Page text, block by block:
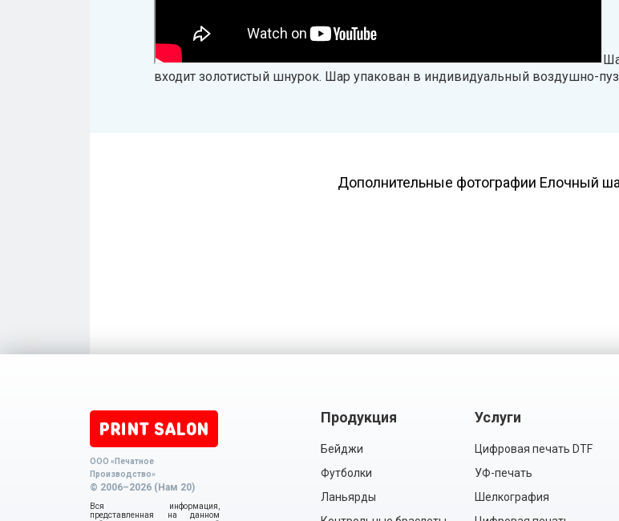
входит золотистый шнурок. Шар упакован в индивидуальный воздушно-
Дополнительные фотографии Елочный
ООО «Печатное
Производство»
© 2006–2026 (Нам 20)
Вся информация,
представленная на данном
Продукция
Бейджи
Футболки
Ланьярды
Услуги
Цифровая печать DTF
УФ-печать
Шелкография